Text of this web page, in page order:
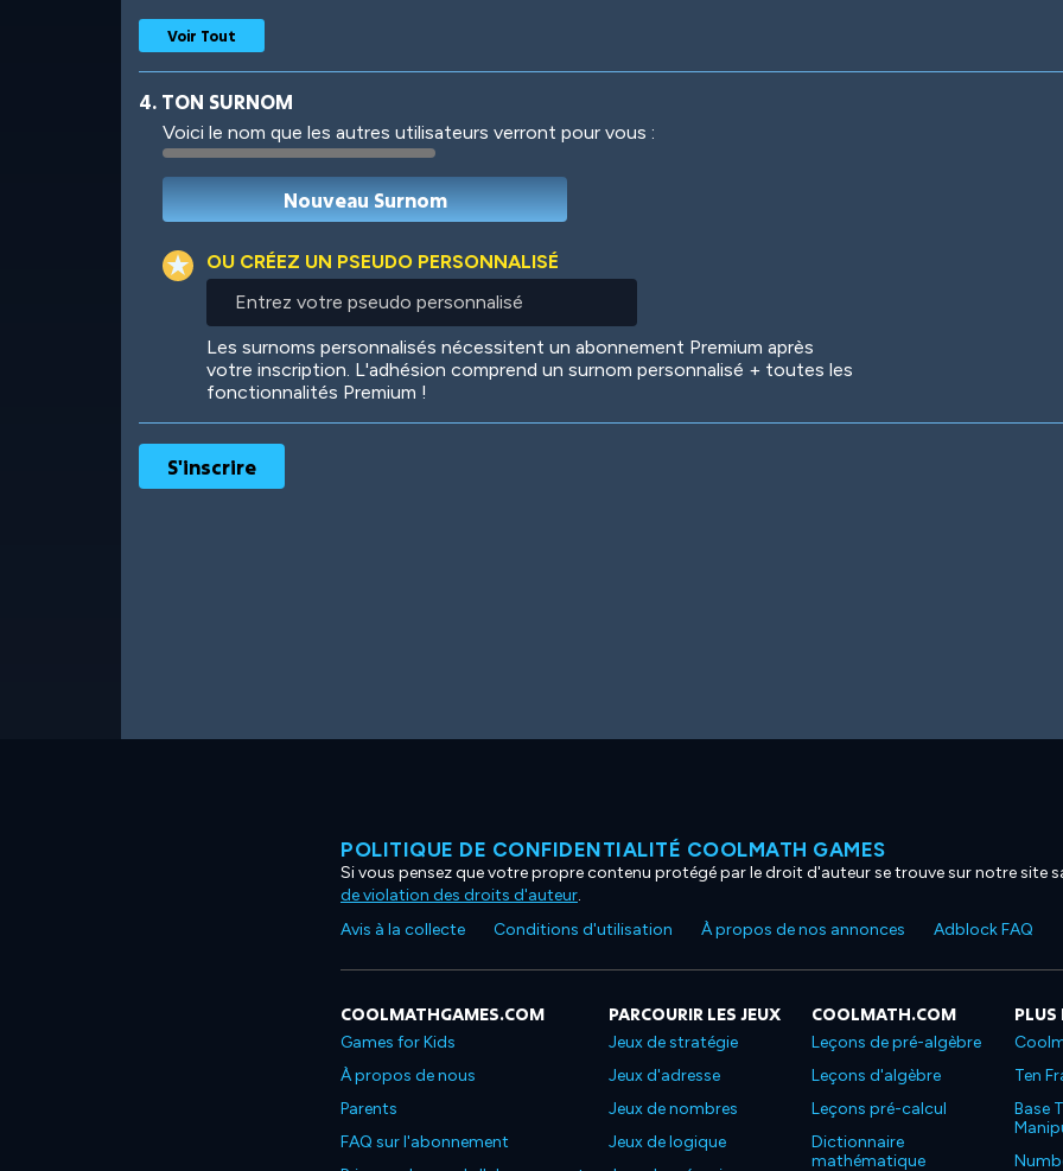
Robotic International
Starlight Circuits Glazed Over
Voir Tout
4. TON SURNOM
Voici le nom que les autres utilisateurs verront pour vous :
OU CRÉEZ UN PSEUDO PERSONNALISÉ
personnalisé
Les surnoms personnalisés nécessitent un abonnement Premium après
votre inscription. L'adhésion comprend un surnom personnalisé + toutes les
fonctionnalités Premium !
POLITIQUE DE CONFIDENTIALITÉ COOLMATH GAMES
Si vous pensez que votre propre contenu protégé par le droit d'auteur se trouve sur notre site
de violation des droits d'auteur.
Avis à la collecte
Conditions d'utilisation À propos de nos annonces Adblock FAQ
COOLMATHGAMES.COM
Games for Kids
À propos de nous
Parents
FAQ sur l'abonnement
PARCOURIR LES JEUX
Jeux de stratégie
Jeux d'adresse
Jeux de nombres
Jeux de logique
COOLMATH.COM
Leçons de pré-algèbre
Leçons d'algèbre
Leçons pré-calcul
Dictionnaire
mathématique
PLUS
Ten
Base